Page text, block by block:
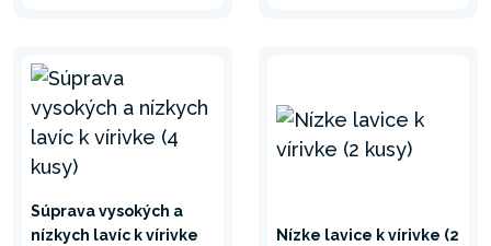
Súprava vysokých a
nízkych lavíc k vírivke
Nízke lavice k vírivke (2